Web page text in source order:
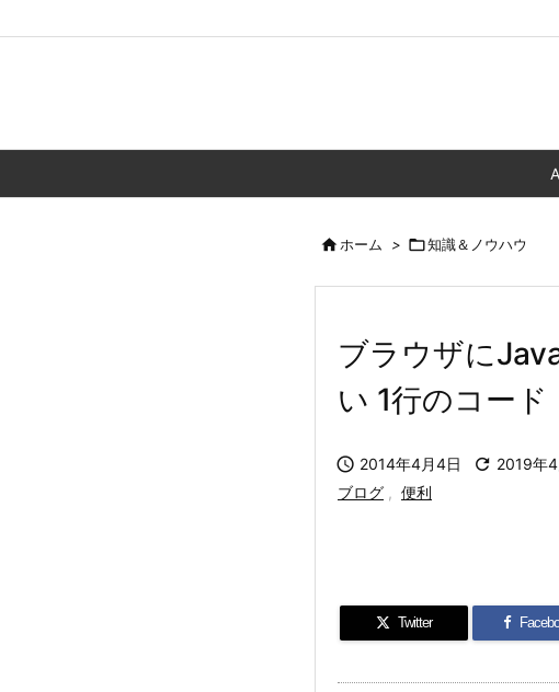
ホーム > 知識＆ノウハウ
ブラウザに
い 1行のコード
 2014年4月4日  2019年
ブログ , 便利
Twitter